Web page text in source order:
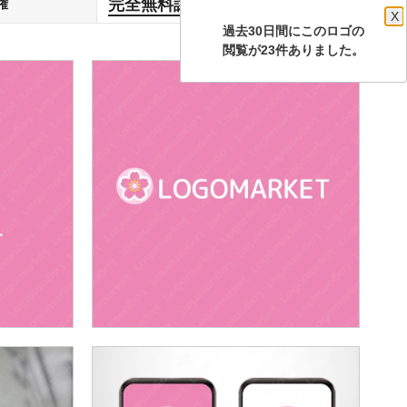
過去30日間にこのロゴの
X
閲覧が23件ありました。